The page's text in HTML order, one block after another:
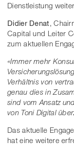
Dienstleistung
Didier Denat ,
Capital und Leiter
zum aktuellen
«Immer mehr
Verhältnis von
genau dies in
sind vom Ansatz
von Toni Digital
Das aktuelle
hat eine weitere